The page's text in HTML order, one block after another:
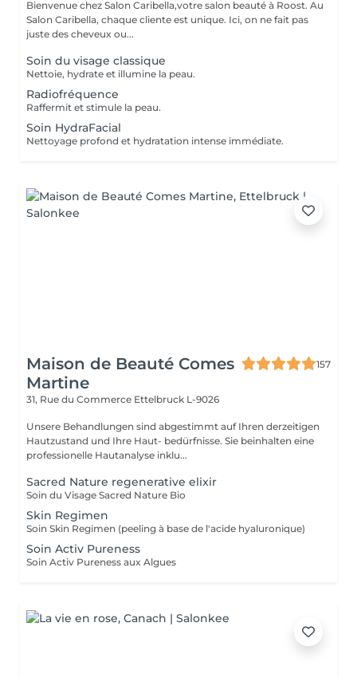
Bienvenue chez Salon Caribella,votre salon beauté à Roost. Au
Salon Caribella, chaque cliente est unique. Ici, on ne fait pas
juste des cheveux ou...
Soin du visage classique
Nettoie, hydrate et illumine la peau.
Radiofréquence
Raffermit et stimule la peau.
Soin HydraFacial
Nettoyage profond et hydratation intense immédiate.
Maison de Beauté Comes
Martine
157
31, Rue du Commerce Ettelbruck L-9026
Unsere Behandlungen sind abgestimmt auf Ihren derzeitigen
Hautzustand und Ihre Haut- bedürfnisse. Sie beinhalten eine
professionelle Hautanalyse inklu...
Sacred Nature regenerative elixir
Soin du Visage Sacred Nature Bio
Skin Regimen
Soin Skin Regimen (peeling à base de l'acide hyaluronique)
Soin Activ Pureness
Soin Activ Pureness aux Algues